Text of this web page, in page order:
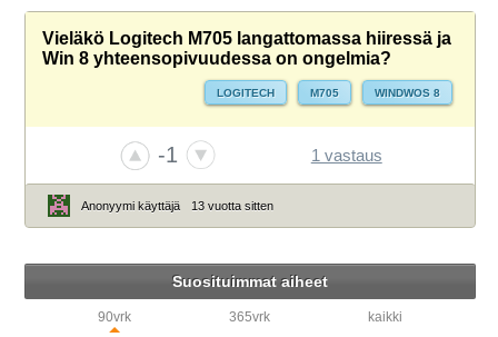
Vieläkö Logitech M705 langattomassa hiiressä ja
Win 8 yhteensopivuudessa on ongelmia?
LOGITECH M705 WINDWOS 8
-1 1 vastaus
Anonyymi käyttäjä 13 vuotta sitten
Suosituimmat aiheet
90vrk 365vrk kaikki